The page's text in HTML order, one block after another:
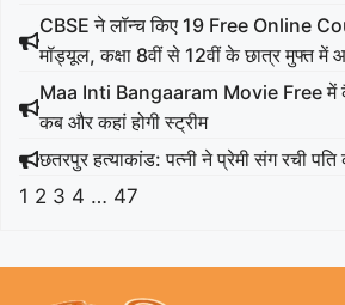
CBSE ने लॉन्च किए 19 Free Online
मॉड्यूल, कक्षा 8वीं से 12वीं के छात्र मुफ्त
Maa Inti Bangaaram Movie Free में
कब और कहां होगी स्ट्रीम
छतरपुर हत्याकांड: पत्नी ने प्रेमी संग रची
1 2 3 4 … 47